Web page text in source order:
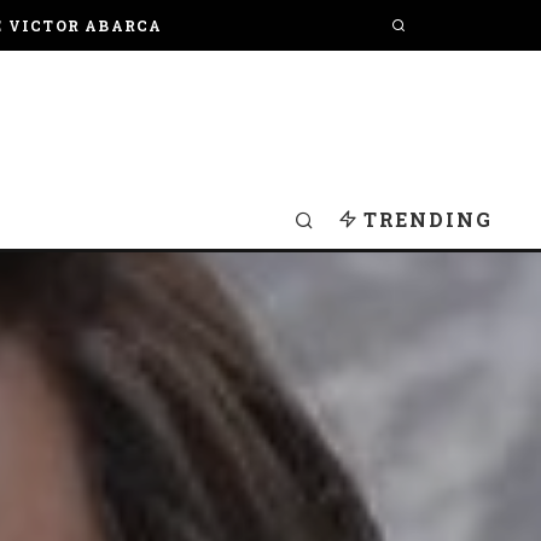
VICTOR ABARCA
TRENDING